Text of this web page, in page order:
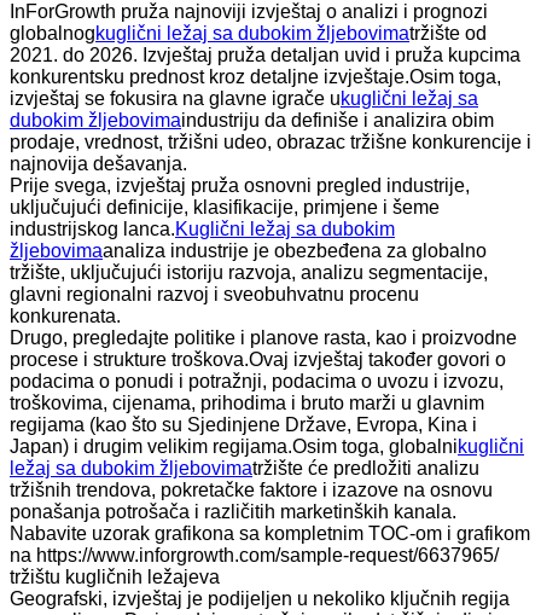
InForGrowth pruža najnoviji izvještaj o analizi i prognozi
globalnogkuglični ležaj sa dubokim žljebovimatržište od
2021. do 2026. Izvještaj pruža detaljan uvid i pruža kupcima
konkurentsku prednost kroz detaljne izvještaje.Osim toga,
izvještaj se fokusira na glavne igrače ukuglični ležaj sa
dubokim žljebovimaindustriju da definiše i analizira obim
prodaje, vrednost, tržišni udeo, obrazac tržišne konkurencije i
najnovija dešavanja.
Prije svega, izvještaj pruža osnovni pregled industrije,
uključujući definicije, klasifikacije, primjene i šeme
industrijskog lanca.Kuglični ležaj sa dubokim
žljebovimaanaliza industrije je obezbeđena za globalno
tržište, uključujući istoriju razvoja, analizu segmentacije,
glavni regionalni razvoj i sveobuhvatnu procenu
konkurenata.
Drugo, pregledajte politike i planove rasta, kao i proizvodne
procese i strukture troškova.Ovaj izvještaj također govori o
podacima o ponudi i potražnji, podacima o uvozu i izvozu,
troškovima, cijenama, prihodima i bruto marži u glavnim
regijama (kao što su Sjedinjene Države, Evropa, Kina i
Japan) i drugim velikim regijama.Osim toga, globalnikuglični
ležaj sa dubokim žljebovimatržište će predložiti analizu
tržišnih trendova, pokretačke faktore i izazove na osnovu
ponašanja potrošača i različitih marketinških kanala.
Nabavite uzorak grafikona sa kompletnim TOC-om i grafikom
na https://www.inforgrowth.com/sample-request/6637965/
tržištu kugličnih ležajeva
Geografski, izvještaj je podijeljen u nekoliko ključnih regija